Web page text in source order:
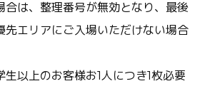
は、整理番号が無効となり、最後
先エリアにご⼊場いただけない場合
以上のお客様お1人につき1枚必要